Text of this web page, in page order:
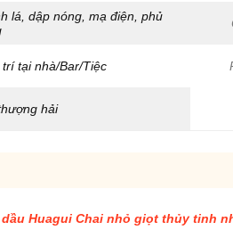
lá, dập nóng, mạ điện, phủ
trí tại nhà/Bar/Tiệc
hải
Huagui Chai nhỏ giọt thủy tinh